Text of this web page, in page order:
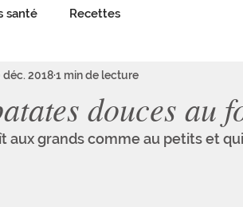
santé Recettes
douces au
déc. 20181 min de lecture
aux grands comme au petits et